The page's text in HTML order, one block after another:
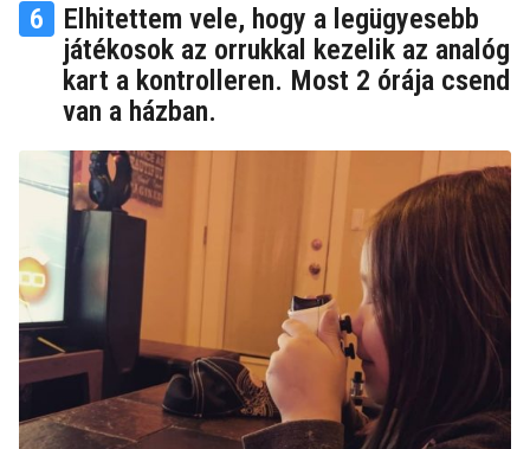
6
Elhitettem vele, hogy a legügyesebb
játékosok az orrukkal kezelik az analóg
kart a kontrolleren. Most 2 órája csend
van a házban.